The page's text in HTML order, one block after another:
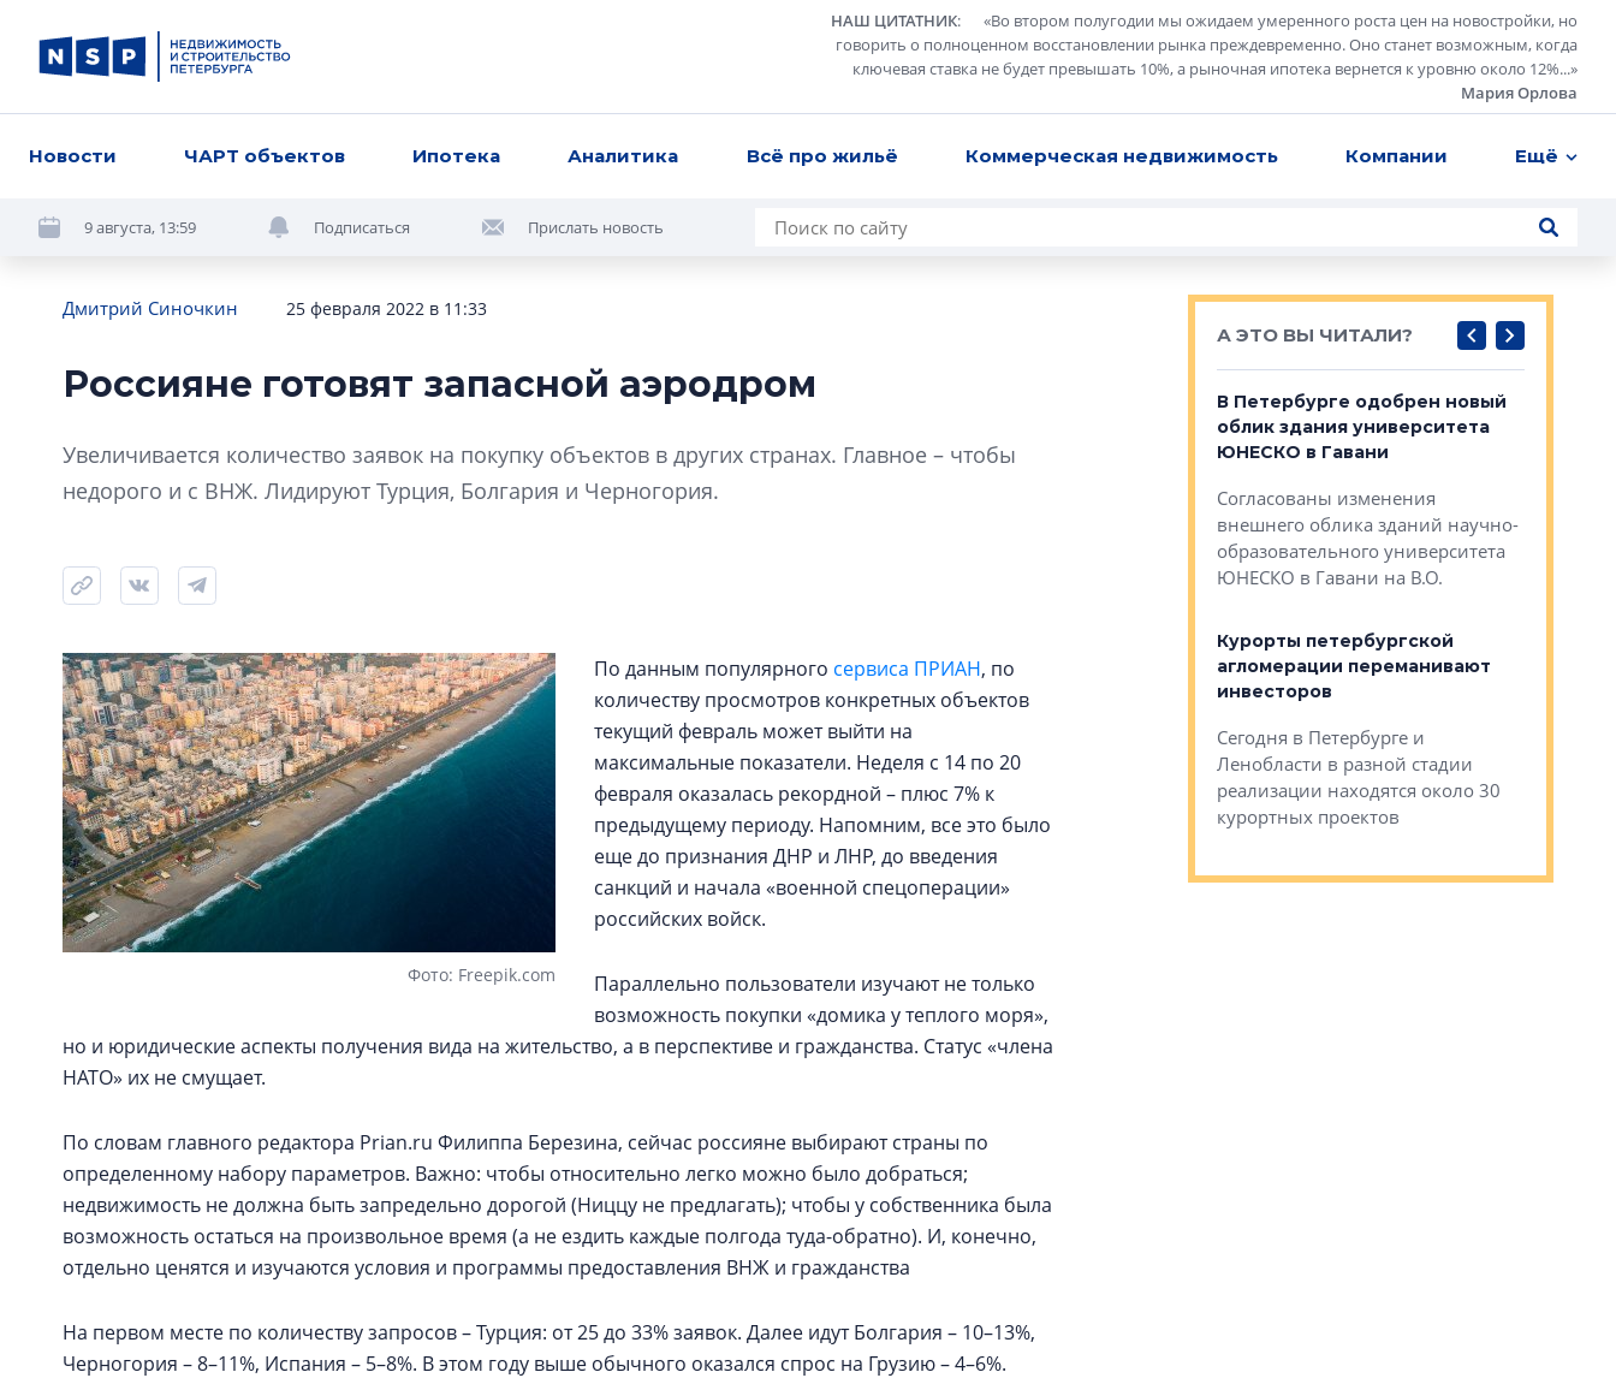
НАШ ЦИТАТНИК: «Во втором полугодии мы ожидаем умеренного роста цен на новостройки, но
говорить о полноценном восстановлении рынка преждевременно. Оно станет возможным, когда
ключевая ставка не будет превышать 10%, а рыночная ипотека вернется к уровню около 12%...»
Мария Орлова
Новости ЧАРТ объектов Ипотека Аналитика Всё про жильё Коммерческая недвижимость Компании Ещё
9 августа, 13:59 Подписаться Прислать новость
Дмитрий Синочкин 25 февраля 2022 в 11:33
Россияне готовят запасной аэродром
Увеличивается количество заявок на покупку объектов в других странах. Главное – чтобы
недорого и с ВНЖ. Лидируют Турция, Болгария и Черногория.
Фото: Freepik.com
По данным популярного сервиса ПРИАН, по
количеству просмотров конкретных объектов
текущий февраль может выйти на
максимальные показатели. Неделя с 14 по 20
февраля оказалась рекордной – плюс 7% к
предыдущему периоду. Напомним, все это было
еще до признания ДНР и ЛНР, до введения
санкций и начала «военной спецоперации»
российских войск.
Параллельно пользователи изучают не только
возможность покупки «домика у теплого моря»,
но и юридические аспекты получения вида на жительство, а в перспективе и гражданства. Статус «члена
НАТО» их не смущает.
По словам главного редактора Prian.ru Филиппа Березина, сейчас россияне выбирают страны по
определенному набору параметров. Важно: чтобы относительно легко можно было добраться;
недвижимость не должна быть запредельно дорогой (Ниццу не предлагать); чтобы у собственника была
возможность остаться на произвольное время (а не ездить каждые полгода туда-обратно). И, конечно,
отдельно ценятся и изучаются условия и программы предоставления ВНЖ и гражданства
На первом месте по количеству запросов – Турция: от 25 до 33% заявок. Далее идут Болгария – 10–13%,
Черногория – 8–11%, Испания – 5–8%. В этом году выше обычного оказался спрос на Грузию – 4–6%.
А ЭТО ВЫ ЧИТАЛИ?
Центробанк: квартиры в домах
2020-2026 годов постройки на 9%
дешевле строящихся
В Петербурге одобрен новый
облик здания университета
ЮНЕСКО в Гавани
Согласованы изменения
внешнего облика зданий научно-
образовательного университета
ЮНЕСКО в Гавани на В.О.
Курорты петербургской
агломерации переманивают
инвесторов
Сегодня в Петербурге и
Ленобласти в разной стадии
реализации находятся около 30
курортных проектов